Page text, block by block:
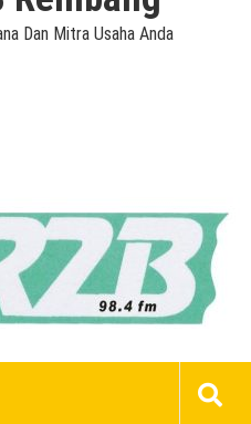
Dan Mitra Usaha Anda